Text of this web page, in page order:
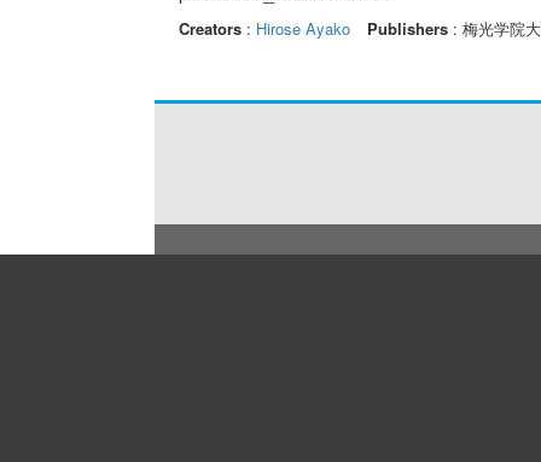
Creators: Hirose Ayako Publishers: 梅光学院